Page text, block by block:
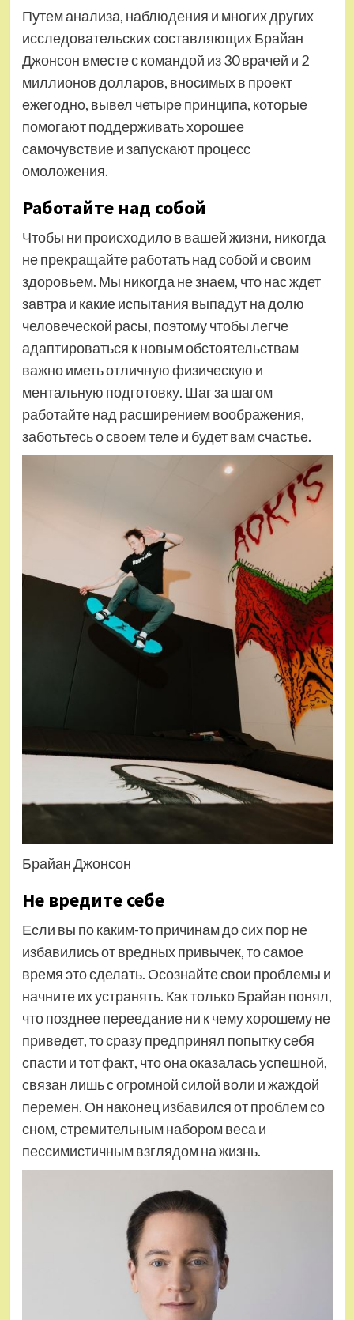
Путем анализа, наблюдения и многих других
исследовательских составляющих Брайан
Джонсон вместе с командой из 30 врачей и 2
миллионов долларов, вносимых в проект
ежегодно, вывел четыре принципа, которые
помогают поддерживать хорошее
самочувствие и запускают процесс
омоложения.
Работайте над собой
Чтобы ни происходило в вашей жизни, никогда
не прекращайте работать над собой и своим
здоровьем. Мы никогда не знаем, что нас ждет
завтра и какие испытания выпадут на долю
человеческой расы, поэтому чтобы легче
адаптироваться к новым обстоятельствам
важно иметь отличную физическую и
ментальную подготовку. Шаг за шагом
работайте над расширением воображения,
заботьтесь о своем теле и будет вам счастье.
Брайан Джонсон
Не вредите себе
Если вы по каким-то причинам до сих пор не
избавились от вредных привычек, то самое
время это сделать. Осознайте свои проблемы и
начните их устранять. Как только Брайан понял,
что позднее переедание ни к чему хорошему не
приведет, то сразу предпринял попытку себя
спасти и тот факт, что она оказалась успешной,
связан лишь с огромной силой воли и жаждой
перемен. Он наконец избавился от проблем со
сном, стремительным набором веса и
пессимистичным взглядом на жизнь.